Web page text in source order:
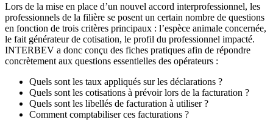
Lors de la mise en place d’un nouvel accord interprofessionnel, les
professionnels de la filière se posent un certain nombre de questions
en fonction de trois critères principaux : l’espèce animale concernée,
le fait générateur de cotisation, le profil du professionnel impacté.
INTERBEV a donc conçu des fiches pratiques afin de répondre
concrètement aux questions essentielles des opérateurs :
Quels sont les taux appliqués sur les déclarations ?
Quels sont les cotisations à prévoir lors de la facturation ?
Quels sont les libellés de facturation à utiliser ?
Comment comptabiliser ces facturations ?